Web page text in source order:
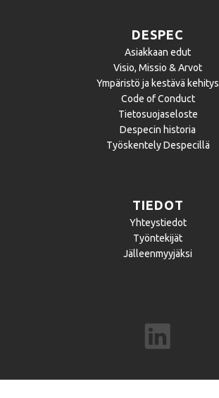
DESPEC
Asiakkaan edut
Visio, Missio & Arvot
Ympäristö ja kestävä kehitys
Code of Conduct
Tietosuojaseloste
Despecin historia
Työskentely Despecillä
TIEDOT
Yhteystiedot
Työntekijät
Jälleenmyyjäksi